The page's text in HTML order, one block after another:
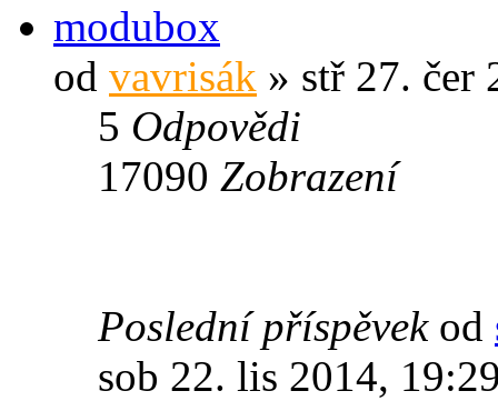
modubox
od vavrisák » stř 27. čer
5 Odpovědi
17090 Zobrazení
Poslední příspěvek od
sob 22. lis 2014,